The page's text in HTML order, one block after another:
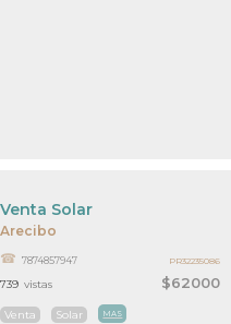
Arecibo
$62000
Venta Solar
7874857947
Venta Solar MAS
739 vistas
PR32235086